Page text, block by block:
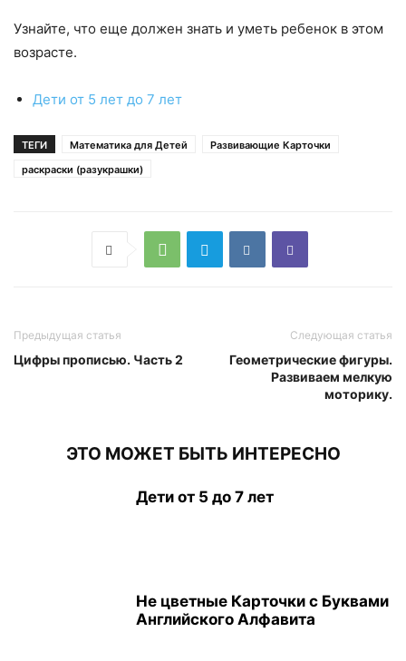
Узнайте, что еще должен знать и уметь ребенок в этом
возрасте.
Дети от 5 лет до 7 лет
ТЕГИ Математика для Детей
Развивающие Карточки
раскраски (разукрашки)
Предыдущая статья
Цифры прописью. Часть 2
Следующая статья
Геометрические фигуры.
Развиваем мелкую
моторику.
ЭТО МОЖЕТ БЫТЬ ИНТЕРЕСНО
Дети от 5 до 7 лет
Не цветные Карточки с Буквами
Английского Алфавита